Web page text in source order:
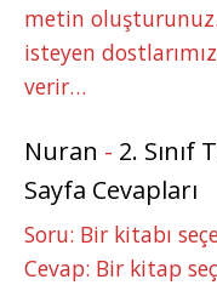
metin
isteyen
verir…
Nuran - 2. Sınıf
Sayfa Cevapları
Soru: Bir kitabı
Cevap: Bir kitap